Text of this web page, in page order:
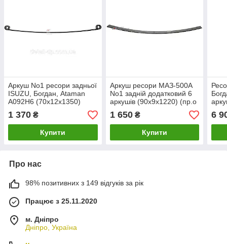
Аркуш No1 ресори задньої
ISUZU, Богдан, Ataman
А092H6 (70х12х1350)
PREMIUM (пр-во RIDER)
1 370 ₴
Купити
Аркуш ресори МАЗ-500А
No1 задній додатковий 6
аркушів (90х9х1220) (пр.о
КАМАХ)
1 650₴
Купити
6
Про нас
98% позитивних з 149 відгуків за рік
Працює з 25.11.2020
м. Дніпро
Дніпро, Україна